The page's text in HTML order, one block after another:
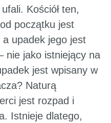
Kościół ten,
początku jest
upadek jego jest
nie jako istniejący na
jest wpisany w
Naturą
jest rozpad i
Istnieje dlatego,